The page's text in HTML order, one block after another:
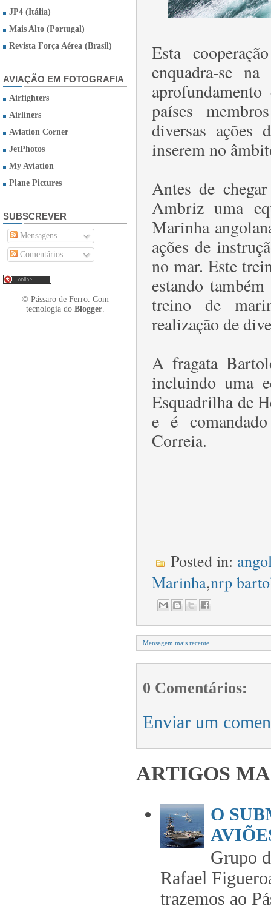
JP4 (Itália)
Mais Alto (Portugal)
Revista Força Aérea (Brasil)
AVIAÇÃO EM FOTOGRAFIA
Airfighters
Airliners
Aviation Corner
JetPhotos
My Aviation
Plane Pictures
SUBSCREVER
Mensagens
Comentários
© Pássaro de Ferro. Com
tecnologia do Blogger.
Esta
enquadra-se
países
diversas ações
inserem no
Antes de
Ambriz uma
Marinha
ações de
no mar. Este
estando
treino de
realização de
A fragata
incluindo uma
Esquadrilha de
e é
Correia.
Posted in:
Marinha,nrp
Mensagem mais recente
0 Comentários:
Enviar um
ARTIGOS
O
Grupo
Rafael
trazemos ao